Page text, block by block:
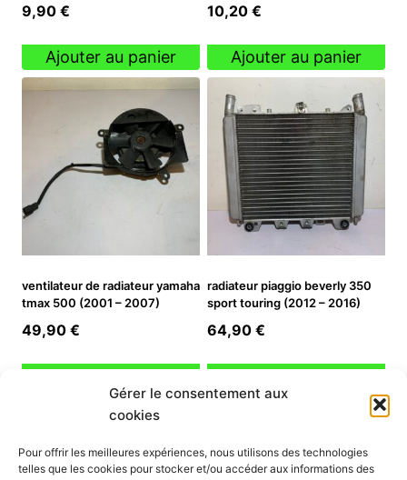
Gérer le consentement aux
cookies
Pour offrir les meilleures expériences, nous utilisons des technologies
telles que les cookies pour stocker et/ou accéder aux informations des
9,90 €
Ajouter au panier
10,20 €
Ajouter au panier
ventilateur de radiateur yamaha
tmax 500 (2001 – 2007)
49,90 €
radiateur piaggio beverly 350
sport touring (2012 – 2016)
64,90 €
INFORMATION